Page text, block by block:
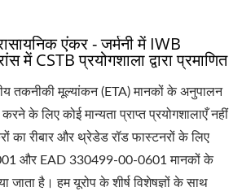
एंकर - जर्मनी में IWB
में CSTB प्रयोगशाला द्वारा प्रमाणित
तकनीकी मूल्यांकन (ETA) मानकों के अनुपालन
के लिए कोई मान्यता प्राप्त प्रयोगशालाएँ नहीं
का रीबार और थ्रेडेड रॉड फास्टनरों के लिए
और EAD 330499-00-0601 मानकों के
जाता है। हम यूरोप के शीर्ष विशेषज्ञों के साथ